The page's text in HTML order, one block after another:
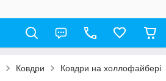
Ковдри Ковдри на холлофайбері